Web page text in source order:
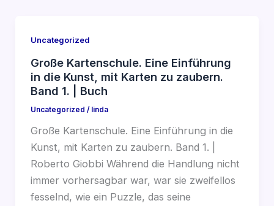
Uncategorized
Große Kartenschule. Eine Einführung
in die Kunst, mit Karten zu zaubern.
Band 1. | Buch
Uncategorized / linda
Große Kartenschule. Eine Einführung in die
Kunst, mit Karten zu zaubern. Band 1. |
Roberto Giobbi Während die Handlung nicht
immer vorhersagbar war, war sie zweifellos
fesselnd, wie ein Puzzle, das seine